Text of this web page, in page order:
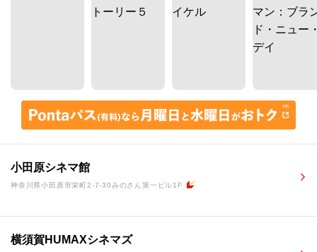
小田原シネマ館
神奈川県小田原市栄町2-7-30みのさん第一ビル1F
横須賀HUMAXシネマズ